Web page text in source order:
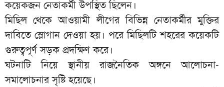
কয়েকজন নেতাকর্মী উপস্থিত ছিলেন।
মিছিল থেকে আওয়ামী লীগের বিভিন্ন নেতাকর্মীর মুক্তির
দাবিতে স্লোগান দেওয়া হয়। পরে মিছিলটি শহরের কয়েকটি
গুরুত্বপূর্ণ সড়ক প্রদক্ষিণ করে।
ঘটনাটি নিয়ে স্থানীয় রাজনৈতিক অঙ্গনে আলোচনা-
সমালোচনার সৃষ্টি হয়েছে।